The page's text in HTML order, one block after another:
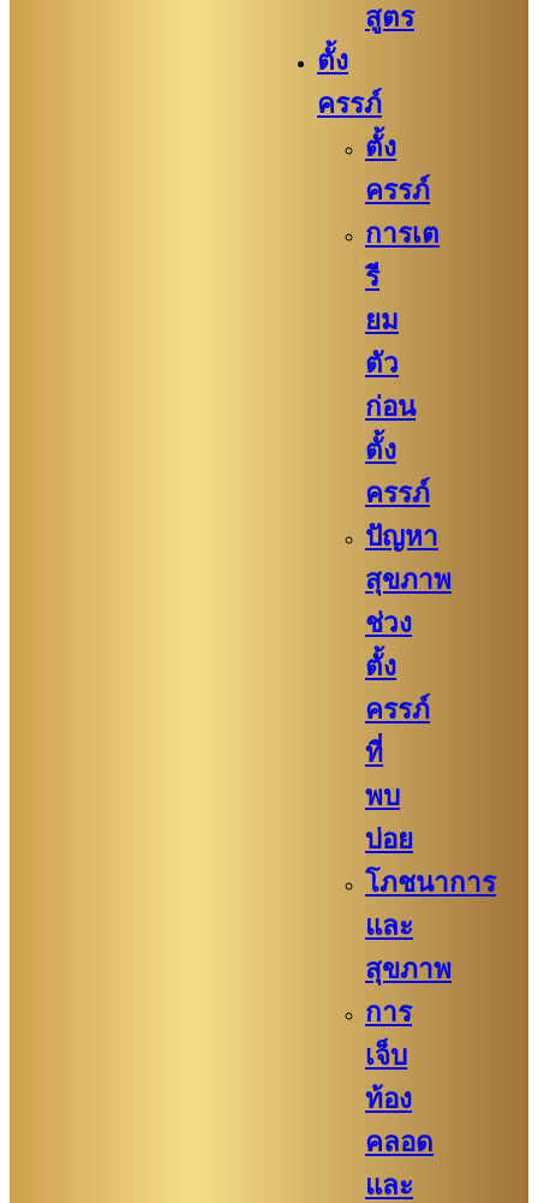
สูตร
ตั้ง
ครรภ์
ตั้ง
ครรภ์
การเต
รี
ยม
ตัว
ก่อน
ตั้ง
ครรภ์​
ปัญหา
สุขภาพ
ช่วง
ตั้ง
ครรภ์
ที่
พบ
บ่อย
โภชนาการ
และ
สุขภาพ
การ
เจ็บ
ท้อง
คลอด
และ